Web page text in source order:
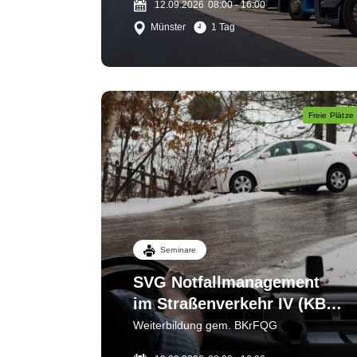
12.09.2026 08:00 - 16:00
Münster
1 Tag
Freie Plätze
Seminare
SVG Notfallmanagement
im Straßenverkehr IV (KB
3) Sichern - bergen - helfen
Weiterbildung gem. BKrFQG